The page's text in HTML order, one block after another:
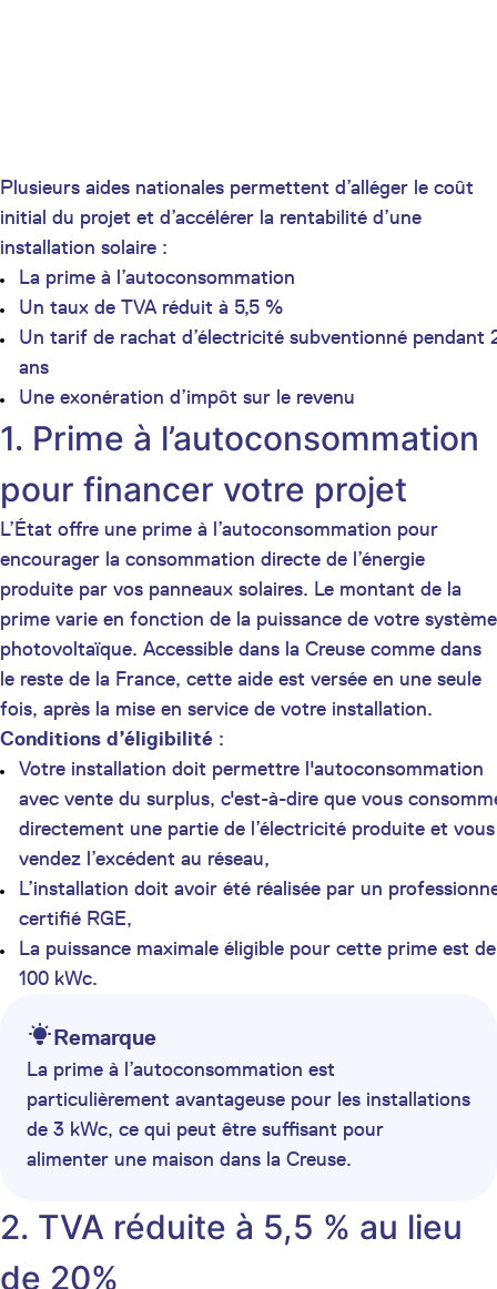
Plusieurs aides nationales permettent d’alléger le coût
initial du projet et d’accélérer la rentabilité d’une
installation solaire :
La prime à l’autoconsommation
Un taux de TVA réduit à 5,5 %
Un tarif de rachat d’électricité subventionné pendant
ans
Une exonération d’impôt sur le revenu
1. Prime à l’autoconsommation
pour financer votre projet
L’État offre une prime à l’autoconsommation pour
encourager la consommation directe de l’énergie
produite par vos panneaux solaires. Le montant de la
prime varie en fonction de la puissance de votre système
photovoltaïque. Accessible dans la Creuse comme dans
le reste de la France, cette aide est versée en une seule
fois, après la mise en service de votre installation.
Conditions d’éligibilité :
Votre installation doit permettre l'autoconsommation
avec vente du surplus, c'est-à-dire que vous
directement une partie de l’électricité produite et vous
vendez l’excédent au réseau,
L’installation doit avoir été réalisée par un
certifié RGE,
La puissance maximale éligible pour cette prime est de
100 kWc.
Remarque
La prime à l’autoconsommation est
particulièrement avantageuse pour les installations
de 3 kWc, ce qui peut être suffisant pour
alimenter une maison dans la Creuse.
2. TVA réduite à 5,5 % au lieu
de 20%